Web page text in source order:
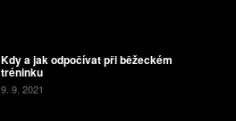
Kdy a jak odpočívat při běžeckém
tréninku
9. 9. 2021